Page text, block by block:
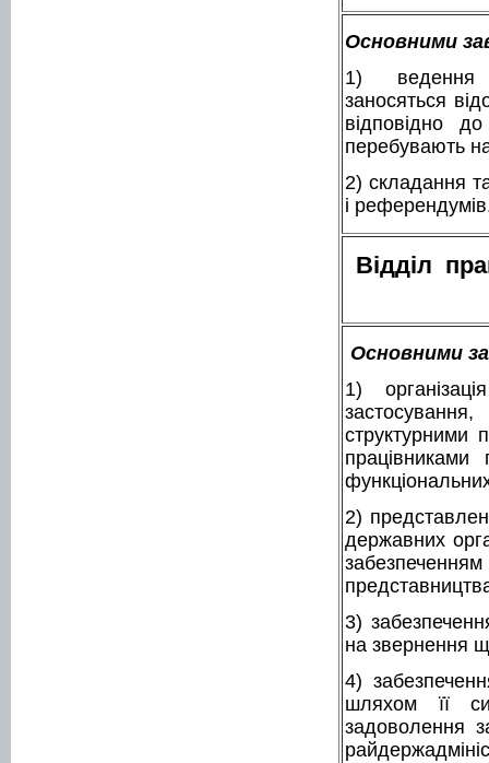
Основними
1) ведення
заносяться
відповідно
перебувають
2) складання
і
Відділ
Основними
1)
структурними
2)
державних
забезпеченням
3)
на звернення
4)
шляхом її
задоволення